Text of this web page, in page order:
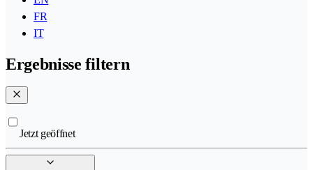
FR
IT
Ergebnisse filtern
Jetzt geöffnet